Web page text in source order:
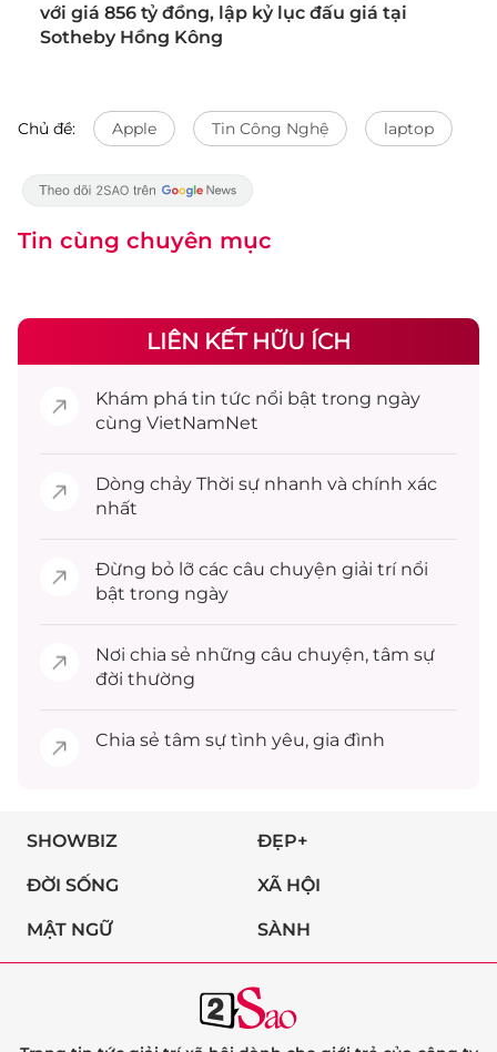
với giá 856 tỷ đồng, lập kỷ lục đấu giá tại
Sotheby Hồng Kông
Chủ đề: Apple Tin Công Nghệ laptop
Tin cùng chuyên mục
LIÊN KẾT HỮU ÍCH
Khám phá tin tức nổi bật trong ngày
cùng VietNamNet
Dòng chảy Thời sự nhanh và chính xác
nhất
Đừng bỏ lỡ các câu chuyện giải trínổi
bật trong ngày
Nơi chia sẻ những câu chuyện, tâm sự
đời thường
Chia sẻ tâm sự tình yêu, gia đình
SHOWBIZ ĐẸP+
ĐỜI SỐNG XÃ HỘI
MẬT NGỮ SÀNH